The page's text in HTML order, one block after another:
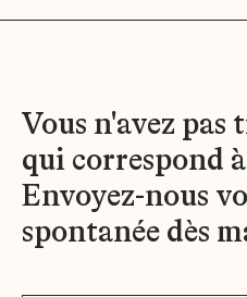
Vous n'avez
qui correspond
Envoyez-nous
spontanée dès